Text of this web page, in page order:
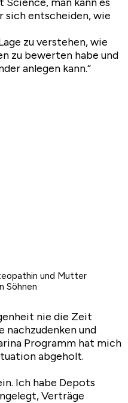
sich entscheiden, wie
zu verstehen, wie
zu bewerten habe und
anlegen kann.“
und Mutter
Söhnen
nie die Zeit
nachzudenken und
Programm hat mich
abgeholt.
Ich habe Depots
Verträge